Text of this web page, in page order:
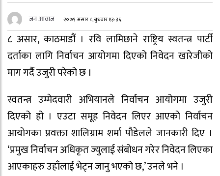
जन आवाज २०७९ असार ८, बुधबार १३:३६
८ असार, काठमाडौं । रवि लामिछाने राष्ट्रिय स्वतन्त्र पार्टी
दर्ताका लागि निर्वाचन आयोगमा दिएको निवेदन खारेजीको
माग गर्दै उजुरी परेको छ ।
स्वतन्त्र उम्मेदवारी अभियानले निर्वाचन आयोगमा उजुरी
दिएको हो । एउटा समूह निवेदन लिएर आएको निर्वाचन
आयोगका प्रवक्ता शालिग्राम शर्मा पौडेलले जानकारी दिए ।
‘प्रमुख निर्वाचन अधिकृत ज्युलाई संबोधन गरेर निवेदन लिएका
आएकाहरु उहाँलाई भेट्न जानु भएको छ,’ उनले भने ।